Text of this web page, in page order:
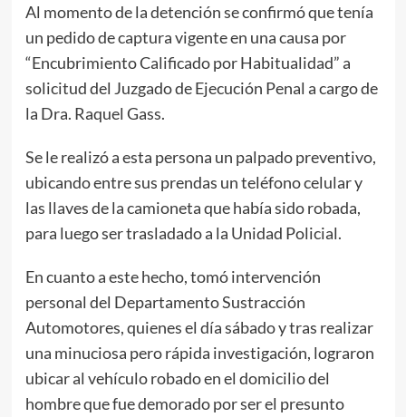
Al momento de la detención se confirmó que tenía
un pedido de captura vigente en una causa por
“Encubrimiento Calificado por Habitualidad” a
solicitud del Juzgado de Ejecución Penal a cargo de
la Dra. Raquel Gass.
Se le realizó a esta persona un palpado preventivo,
ubicando entre sus prendas un teléfono celular y
las llaves de la camioneta que había sido robada,
para luego ser trasladado a la Unidad Policial.
En cuanto a este hecho, tomó intervención
personal del Departamento Sustracción
Automotores, quienes el día sábado y tras realizar
una minuciosa pero rápida investigación, lograron
ubicar al vehículo robado en el domicilio del
hombre que fue demorado por ser el presunto